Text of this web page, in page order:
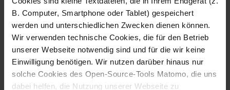
B. Computer, Smartphone oder Tablet) gespeichert
werden und unterschiedlichen Zwecken dienen können.
Wir verwenden technische Cookies, die für den Betrieb
unserer Webseite notwendig sind und für die wir keine
Einwilligung benötigen. Wir nutzen darüber hinaus nur
solche Cookies des Open-Source-Tools Matomo, die uns
dabei helfen, die Nutzung unserer Webseite zu
Fotografo: Lorenz
Sternbach
Download
Fotografo: Lorenz
Sternbach
Download